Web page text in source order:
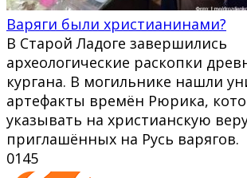
Варяги были христианинами?
В Старой Ладоге завершились
археологические раскопки
кургана. В могильнике нашли
артефакты времён Рюрика,
указывать на христианскую
приглашённых на Русь варягов.
0145